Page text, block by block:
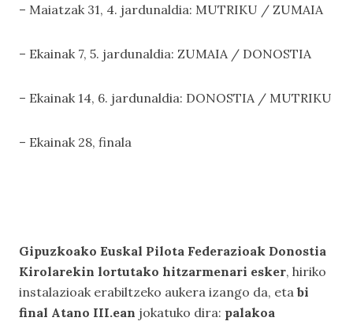
– Maiatzak 31, 4. jardunaldia: MUTRIKU / ZUMAIA
– Ekainak 7, 5. jardunaldia: ZUMAIA / DONOSTIA
– Ekainak 14, 6. jardunaldia: DONOSTIA / MUTRIKU
– Ekainak 28, finala
Gipuzkoako Euskal Pilota Federazioak Donostia
Kirolarekin lortutako hitzarmenari esker, hiriko
instalazioak erabiltzeko aukera izango da, eta bi
final Atano III.ean jokatuko dira: palakoa